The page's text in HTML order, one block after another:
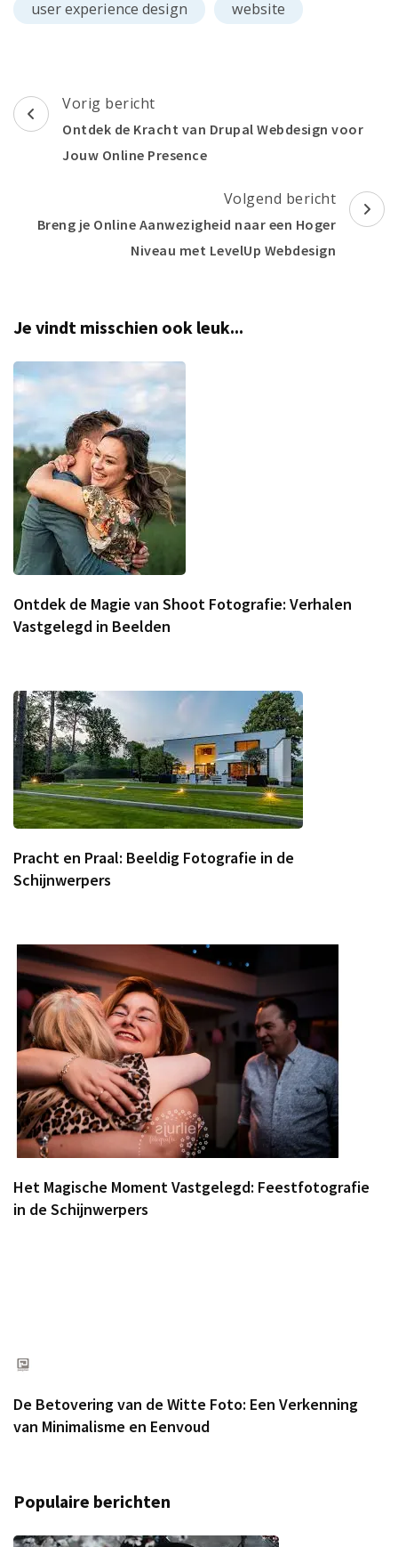
user experience design website
Berichtnavigatie
Vorig bericht
Ontdek de Kracht van Drupal Webdesign voor
Jouw Online Presence
Volgend bericht
Breng je Online Aanwezigheid naar een Hoger
Niveau met LevelUp Webdesign
Je vindt misschien ook leuk...
Ontdek de Magie van Shoot Fotografie: Verhalen
Vastgelegd in Beelden
Pracht en Praal: Beeldig Fotografie in de
Schijnwerpers
Het Magische Moment Vastgelegd: Feestfotografie
in de Schijnwerpers
De Betovering van de Witte Foto: Een Verkenning
van Minimalisme en Eenvoud
Populaire berichten